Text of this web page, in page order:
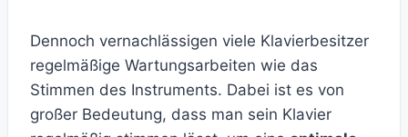
Dennoch vernachlässigen viele Klavierbesitzer
regelmäßige Wartungsarbeiten wie das
Stimmen des Instruments. Dabei ist es von
großer Bedeutung, dass man sein Klavier